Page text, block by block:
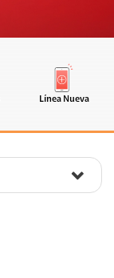
Línea Nueva